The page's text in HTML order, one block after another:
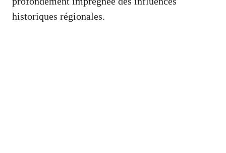
historiques régionales.